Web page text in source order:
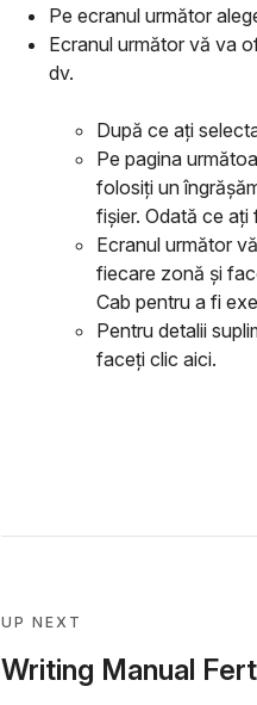
Pe ecranul următor
Ecranul următor vă va
dv.
După ce ați
Pe pagina
folosiți un
fișier. Odată ce ați
Ecranul următor
fiecare zonă și
Cab pentru a fi
Pentru detalii
faceți clic aici.
UP NEXT
Writing Manual